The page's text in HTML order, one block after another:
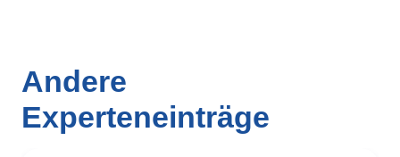
Andere
Experteneinträge